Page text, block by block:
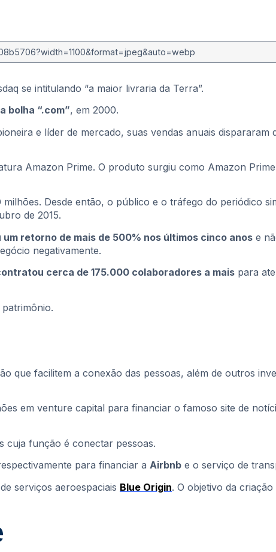
se intitulando “a maior livraria da Terra”.
bolha “.com”, em 2000.
e líder de mercado, suas vendas anuais dispararam
Amazon Prime. O produto surgiu como Amazon
Desde então, o público e o tráfego do periódico
de 2015.
um retorno de mais de 500% nos últimos cinco anos e
negativamente.
cerca de 175.000 colaboradores a mais para
que facilitem a conexão das pessoas, além de outros
em venture capital para financiar o famoso site de
cuja função é conectar pessoas.
para financiar a Airbnb e o serviço de
serviços aeroespaciais Blue Origin. O objetivo da